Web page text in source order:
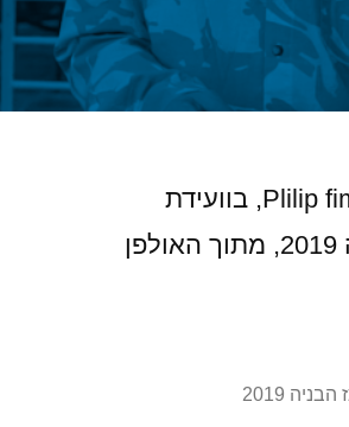
ראיון בלעדי עם הטרנדולוג פיליפ פימנו | Plilip fimmano, בוועידת
האדריכלות והעיצוב הבינלאומית של מרכז הבניה 2019, מתוך האולפן
2019